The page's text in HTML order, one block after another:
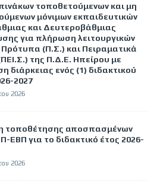
τοποθετούμενων και μη
μόνιμων εκπαιδευτικών
και Δευτεροβάθμιας
για πλήρωση λειτουργικών
Πρότυπα (Π.Σ.) και Πειραματικά
της Π.Δ.Ε. Ηπείρου με
διάρκειας ενός (1) διδακτικού
2027
2026
τοποθέτησης αποσπασμένων
ΕΒΠ για το διδακτικό έτος 2026-
2026